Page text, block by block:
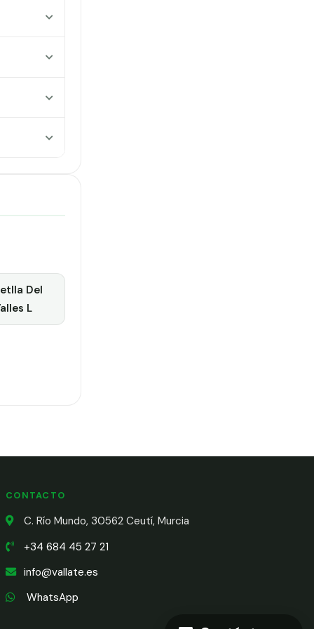
Del
L
CONTACTO
C. Río Mundo, 30562 Ceutí, Murcia
+34 684 45 27 21
info@vallate.es
WhatsApp